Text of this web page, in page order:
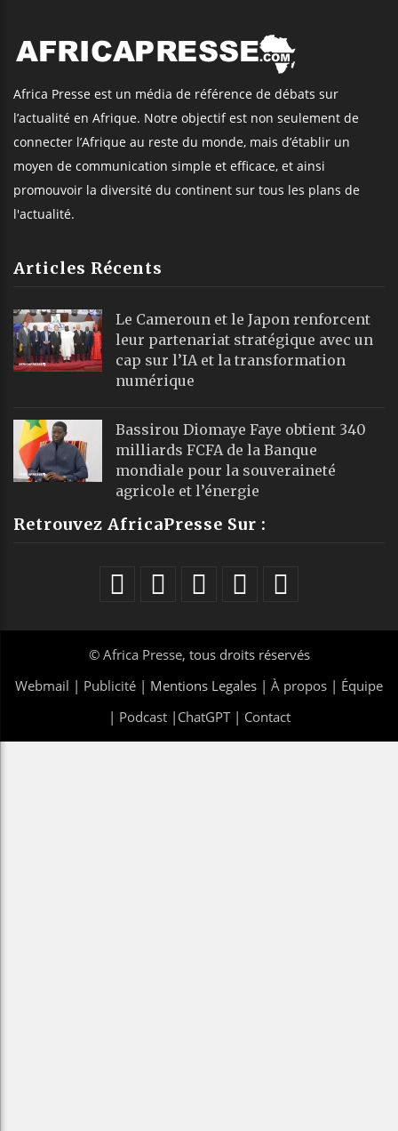
Africa Presse est un média de référence de débats sur
l’actualité en Afrique. Notre objectif est non seulement de
connecter l’Afrique au reste du monde, mais d’établir un
moyen de communication simple et efficace, et ainsi
promouvoir la diversité du continent sur tous les plans de
l'actualité.
Articles Récents
Le Cameroun et le Japon renforcent
leur partenariat stratégique avec un
cap sur l’IA et la transformation
numérique
Bassirou Diomaye Faye obtient 340
milliards FCFA de la Banque
mondiale pour la souveraineté
agricole et l’énergie
Retrouvez AfricaPresse Sur :
© Africa Presse, tous droits réservés
Webmail | Publicité | Mentions Legales | À propos | Équipe
| Podcast| ChatGPT| Contact